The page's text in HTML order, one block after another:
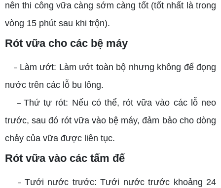
nên thi công vữa càng sớm càng tốt (tốt nhất là trong
vòng 15 phút sau khi trộn).
Rót vữa cho các bệ máy
– Làm ướt: Làm ướt toàn bộ nhưng không để đọng
nước trên các lỗ bu lông.
– Thứ tự rót: Nếu có thể, rót vữa vào các lỗ neo
trước, sau đó rót vữa vào bệ máy, đảm bảo cho dòng
chảy của vữa được liên tục.
Rót vữa vào các tấm đế
– Tưới nước trước: Tưới nước trước khoảng 24